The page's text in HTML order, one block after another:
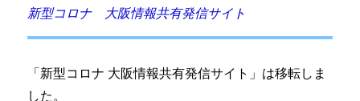
新型コロナ 大阪情報共有発信サイト
「新型コロナ 大阪情報共有発信サイト」は移転しま
した。